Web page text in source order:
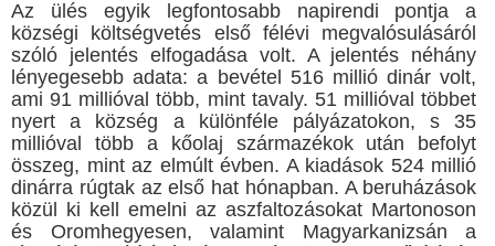
Az ülés egyik legfontosabb napirendi pontja a
községi költségvetés első félévi megvalósulásáról
szóló jelentés elfogadása volt. A jelentés néhány
lényegesebb adata: a bevétel 516 millió dinár volt,
ami 91 millióval több, mint tavaly. 51 millióval többet
nyert a község a különféle pályázatokon, s 35
millióval több a kőolaj származékok után befolyt
összeg, mint az elmúlt évben. A kiadások 524 millió
dinárra rúgtak az első hat hónapban. A beruházások
közül ki kell emelni az aszfaltozásokat Martonoson
és Oromhegyesen, valamint Magyarkanizsán a